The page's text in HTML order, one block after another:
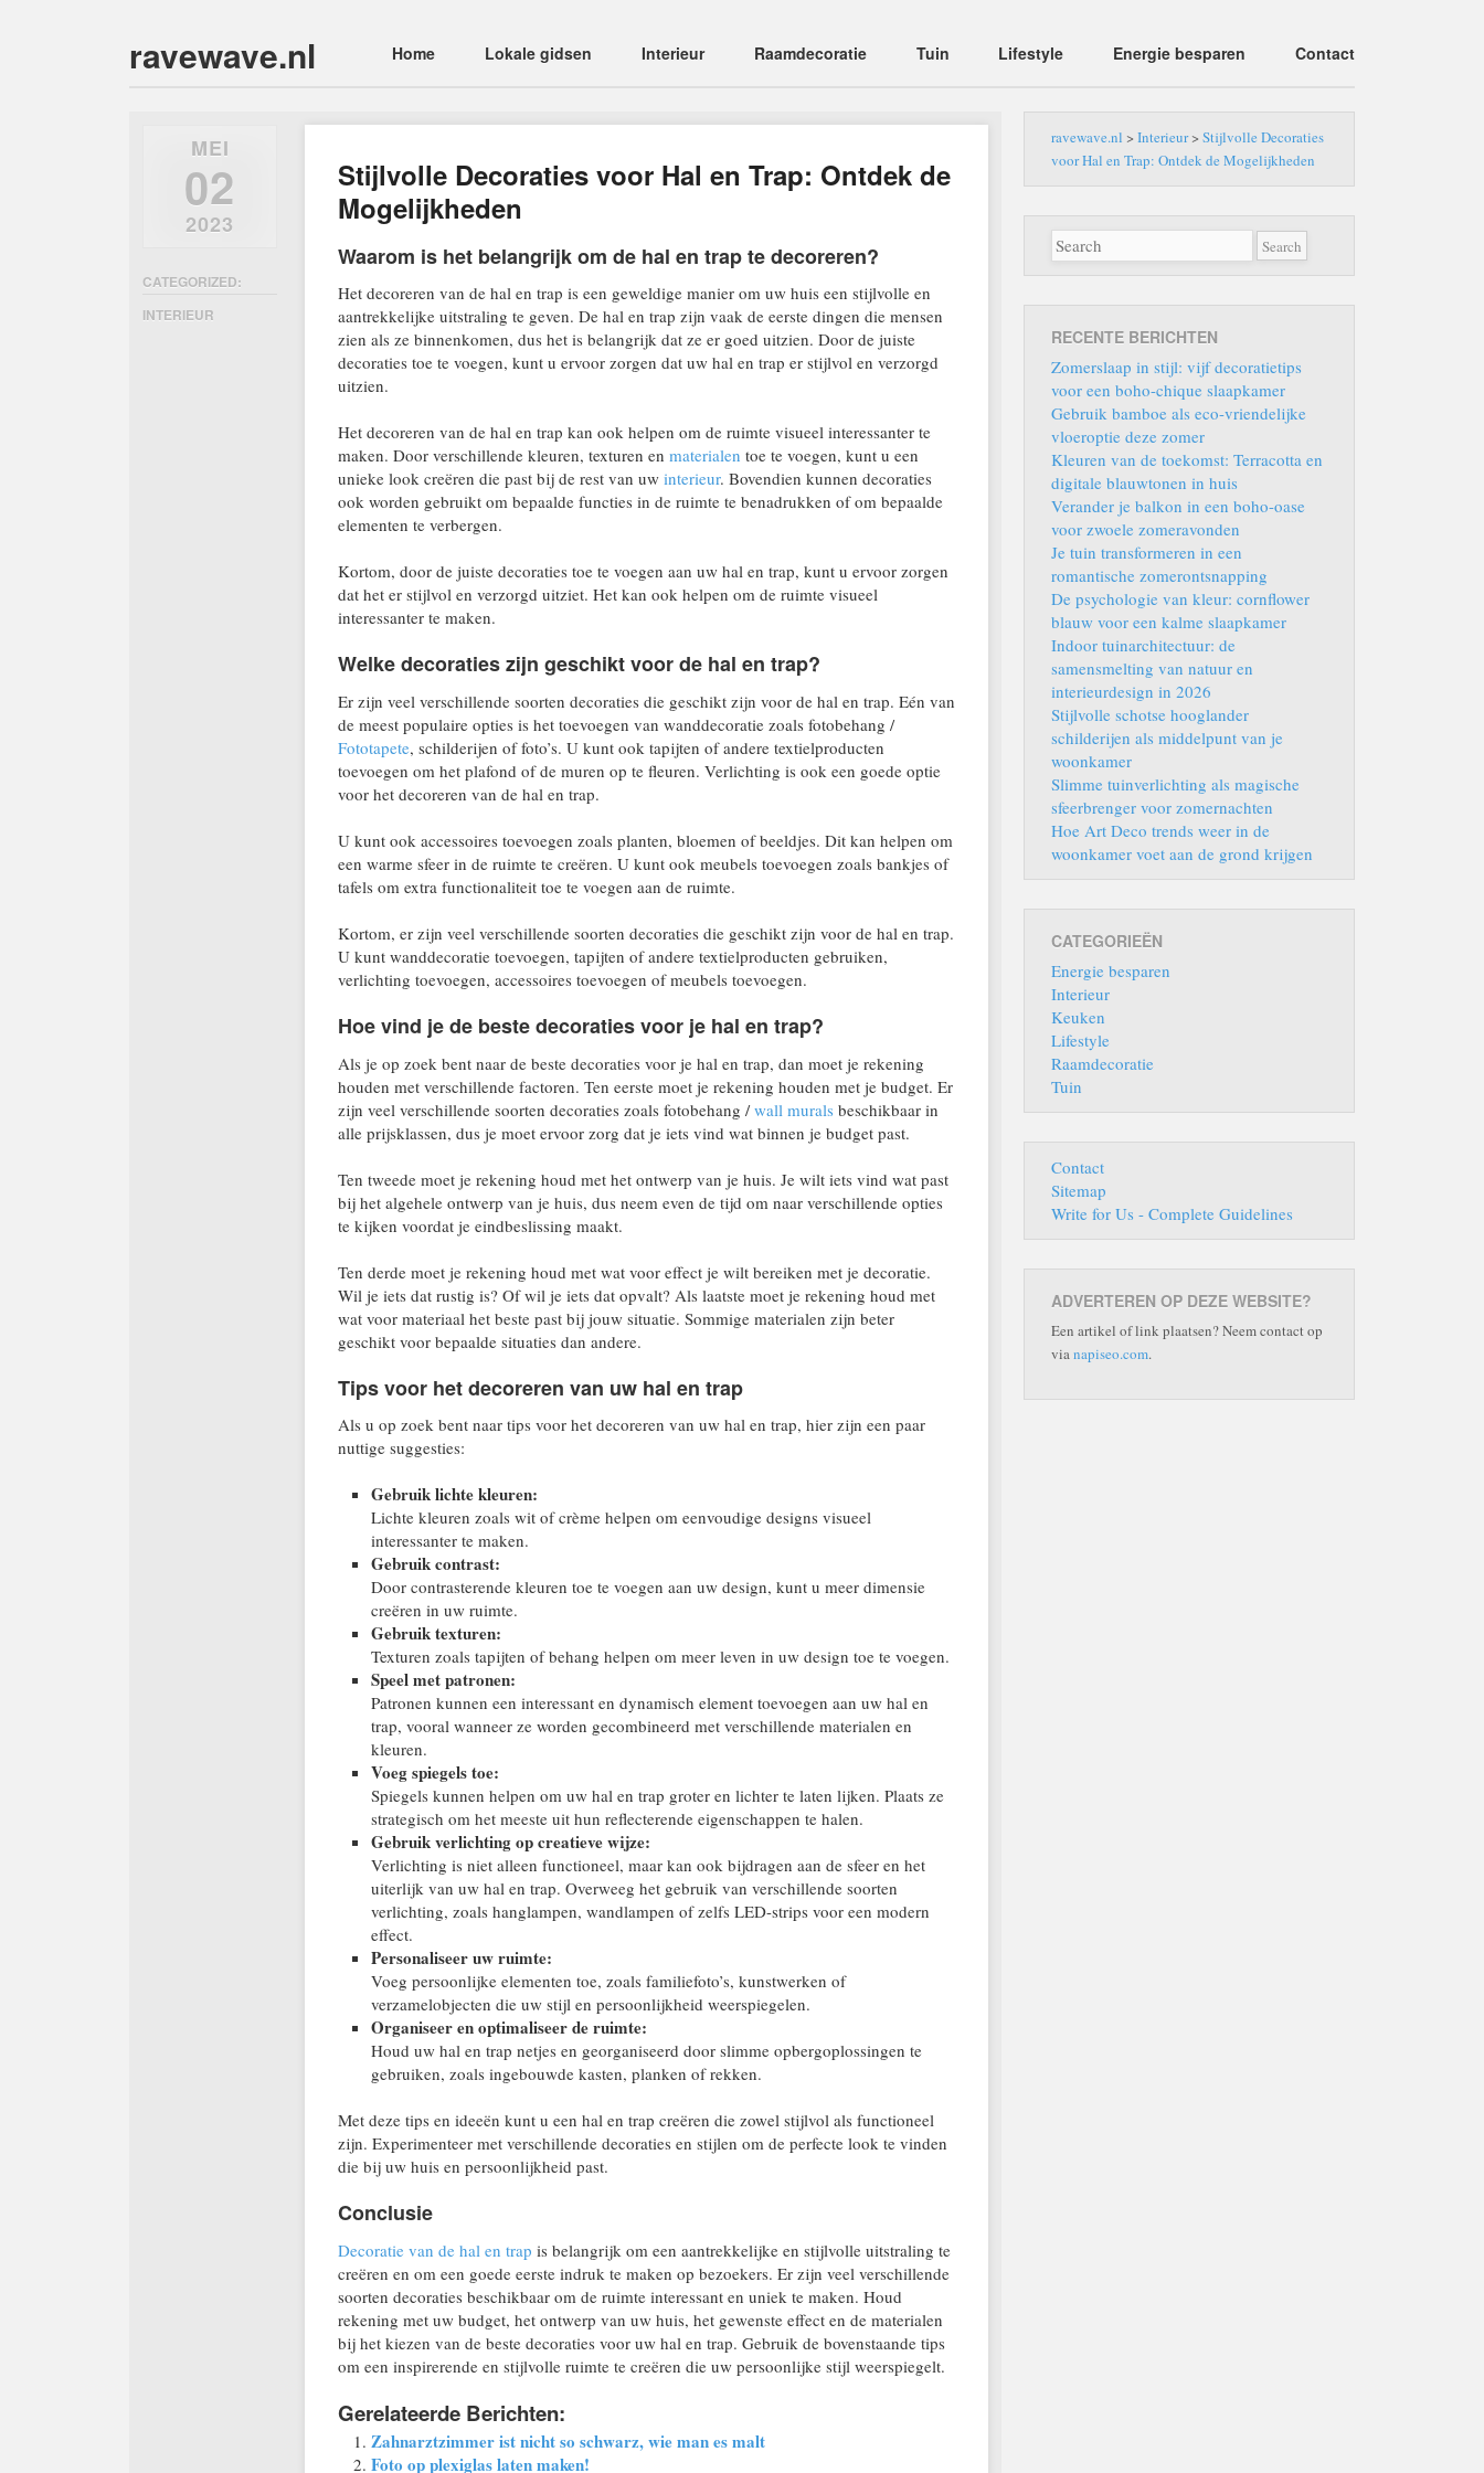
ravewave.nl Main menu
Home Lokale gidsen Interieur Raamdecoratie Tuin Lifestyle Energie besparen Contact
Stijlvolle Decoraties voor Hal en Trap: Ontdek de
Mogelijkheden
Waarom is het belangrijk om de hal en trap te decoreren?
Het decoreren van de hal en trap is een geweldige manier om uw huis een stijlvolle en
aantrekkelijke uitstraling te geven. De hal en trap zijn vaak de eerste dingen die mensen
zien als ze binnenkomen, dus het is belangrijk dat ze er goed uitzien. Door de juiste
decoraties toe te voegen, kunt u ervoor zorgen dat uw hal en trap er stijlvol en verzorgd
uitzien.
Het decoreren van de hal en trap kan ook helpen om de ruimte visueel interessanter te
maken. Door verschillende kleuren, texturen en materialen toe te voegen, kunt u een
unieke look creëren die past bij de rest van uw interieur. Bovendien kunnen decoraties
ook worden gebruikt om bepaalde functies in de ruimte te benadrukken of om bepaalde
elementen te verbergen.
Kortom, door de juiste decoraties toe te voegen aan uw hal en trap, kunt u ervoor zorgen
dat het er stijlvol en verzorgd uitziet. Het kan ook helpen om de ruimte visueel
interessanter te maken.
Welke decoraties zijn geschikt voor de hal en trap?
Er zijn veel verschillende soorten decoraties die geschikt zijn voor de hal en trap. Eén van
de meest populaire opties is het toevoegen van wanddecoratie zoals fotobehang /
Fototapete, schilderijen of foto’s. U kunt ook tapijten of andere textielproducten
toevoegen om het plafond of de muren op te fleuren. Verlichting is ook een goede optie
voor het decoreren van de hal en trap.
U kunt ook accessoires toevoegen zoals planten, bloemen of beeldjes. Dit kan helpen om
een warme sfeer in de ruimte te creëren. U kunt ook meubels toevoegen zoals bankjes of
tafels om extra functionaliteit toe te voegen aan de ruimte.
Kortom, er zijn veel verschillende soorten decoraties die geschikt zijn voor de hal en trap.
U kunt wanddecoratie toevoegen, tapijten of andere textielproducten gebruiken,
verlichting toevoegen, accessoires toevoegen of meubels toevoegen.
Hoe vind je de beste decoraties voor je hal en trap?
Als je op zoek bent naar de beste decoraties voor je hal en trap, dan moet je rekening
houden met verschillende factoren. Ten eerste moet je rekening houden met je budget. Er
zijn veel verschillende soorten decoraties zoals fotobehang /wall murals beschikbaar in
alle prijsklassen, dus je moet ervoor zorg dat je iets vind wat binnen je budget past.
Ten tweede moet je rekening houd met het ontwerp van je huis. Je wilt iets vind wat past
bij het algehele ontwerp van je huis, dus neem even de tijd om naar verschillende opties
te kijken voordat je eindbeslissing maakt.
Ten derde moet je rekening houd met wat voor effect je wilt bereiken met je decoratie.
Wil je iets dat rustig is? Of wil je iets dat opvalt? Als laatste moet je rekening houd met
wat voor materiaal het beste past bij jouw situatie. Sommige materialen zijn beter
geschikt voor bepaalde situaties dan andere.
Tips voor het decoreren van uw hal en trap
Als u op zoek bent naar tips voor het decoreren van uw hal en trap, hier zijn een paar
nuttige suggesties:
Gebruik lichte kleuren:
Lichte kleuren zoals wit of crème helpen om eenvoudige designs visueel
interessanter te maken.
Gebruik contrast:
Door contrasterende kleuren toe te voegen aan uw design, kunt u meer dimensie
creëren in uw ruimte.
Gebruik texturen:
Texturen zoals tapijten of behang helpen om meer leven in uw design toe te voegen.
Speel met patronen:
Patronen kunnen een interessant en dynamisch element toevoegen aan uw hal en
trap, vooral wanneer ze worden gecombineerd met verschillende materialen en
kleuren.
Voeg spiegels toe:
Spiegels kunnen helpen om uw hal en trap groter en lichter te laten lijken. Plaats ze
strategisch om het meeste uit hun reflecterende eigenschappen te halen.
Gebruik verlichting op creatieve wijze:
Verlichting is niet alleen functioneel, maar kan ook bijdragen aan de sfeer en het
uiterlijk van uw hal en trap. Overweeg het gebruik van verschillende soorten
verlichting, zoals hanglampen, wandlampen of zelfs LED-strips voor een modern
effect.
Personaliseer uw ruimte:
Voeg persoonlijke elementen toe, zoals familiefoto’s, kunstwerken of
verzamelobjecten die uw stijl en persoonlijkheid weerspiegelen.
Organiseer en optimaliseer de ruimte:
Houd uw hal en trap netjes en georganiseerd door slimme opbergoplossingen te
gebruiken, zoals ingebouwde kasten, planken of rekken.
Met deze tips en ideeën kunt u een hal en trap creëren die zowel stijlvol als functioneel
zijn. Experimenteer met verschillende decoraties en stijlen om de perfecte look te vinden
die bij uw huis en persoonlijkheid past.
Conclusie
Decoratie van de hal en trap is belangrijk om een aantrekkelijke en stijlvolle uitstraling te
creëren en om een goede eerste indruk te maken op bezoekers. Er zijn veel verschillende
soorten decoraties beschikbaar om de ruimte interessant en uniek te maken. Houd
rekening met uw budget, het ontwerp van uw huis, het gewenste effect en de materialen
bij het kiezen van de beste decoraties voor uw hal en trap. Gebruik de bovenstaande tips
om een inspirerende en stijlvolle ruimte te creëren die uw persoonlijke stijl weerspiegelt.
Gerelateerde Berichten:
Zahnarztzimmer ist nicht so schwarz, wie man es malt
Foto op plexiglas laten maken!
MEI
02
2023
CATEGORIZED:
INTERIEUR
ravewave.nl > Interieur> Stijlvolle Decoraties
voor Hal en Trap: Ontdek de Mogelijkheden
RECENTE BERICHTEN
Zomerslaap in stijl: vijf decoratietips
voor een boho-chique slaapkamer
Gebruik bamboe als eco-vriendelijke
vloeroptie deze zomer
Kleuren van de toekomst: Terracotta en
digitale blauwtonen in huis
Verander je balkon in een boho-oase
voor zwoele zomeravonden
Je tuin transformeren in een
romantische zomerontsnapping
De psychologie van kleur: cornflower
blauw voor een kalme slaapkamer
Indoor tuinarchitectuur: de
samensmelting van natuur en
interieurdesign in 2026
Stijlvolle schotse hooglander
schilderijen als middelpunt van je
woonkamer
Slimme tuinverlichting als magische
sfeerbrenger voor zomernachten
Hoe Art Deco trends weer in de
woonkamer voet aan de grond krijgen
CATEGORIEËN
Energie besparen
Interieur
Keuken
Lifestyle
Raamdecoratie
Tuin
Contact
Sitemap
Write for Us - Complete Guidelines
ADVERTEREN OP DEZE WEBSITE?
Een artikel of link plaatsen? Neem contact op
vianapiseo.com.